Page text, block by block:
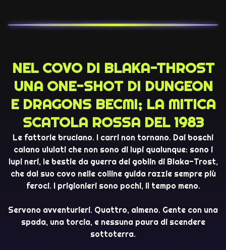
NEL COVO DI BLAKA-THROST
UNA ONE-SHOT DI DUNGEON
E DRAGONS BECMI; LA MITICA
SCATOLA ROSSA DEL 1983
Le fattorie bruciano. I carri non tornano. Dai boschi
calano ululati che non sono di lupi qualunque: sono i
lupi neri, le bestie da guerra dei goblin di Blaka-Trost,
che dal suo covo nelle colline guida razzie sempre più
feroci. I prigionieri sono pochi, il tempo meno.
Servono avventurieri. Quattro, almeno. Gente con una
spada, una torcia, e nessuna paura di scendere
sottoterra.